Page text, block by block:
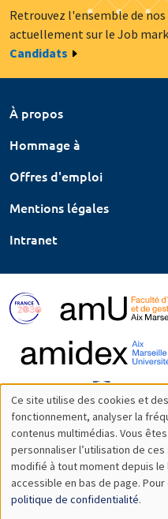
Retrouvez l'ensemble de
actuellement sur le Job
Candidats
À propos
Hommage à
Offres d'emploi
Mentions légales
Intranet
Utilisation
des
données
personnelles
Ce site utilise des cookies et
fonctionnement, analyser la
contenus multimédias. Vous
personnaliser l’utilisation de
modifié à tout moment depuis le
accessible en bas de page.
politique de confidentialité.